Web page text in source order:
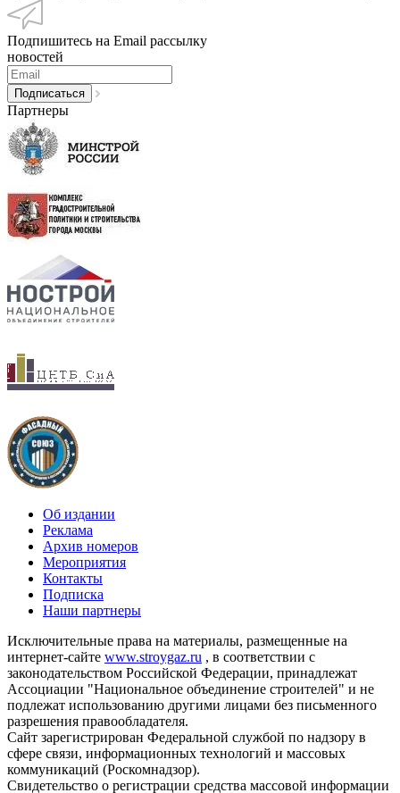
Подпишитесь на Email рассылку
новостей
Партнеры
Об издании
Реклама
Архив номеров
Мероприятия
Контакты
Подписка
Наши партнеры
Исключительные права на материалы, размещенные на
интернет-сайте www.stroygaz.ru , в соответствии с
законодательством Российской Федерации, принадлежат
Ассоциации "Национальное объединение строителей" и не
подлежат использованию другими лицами без письменного
разрешения правообладателя.
Сайт зарегистрирован Федеральной службой по надзору в
сфере связи, информационных технологий и массовых
коммуникаций (Роскомнадзор).
Свидетельство о регистрации средства массовой информации